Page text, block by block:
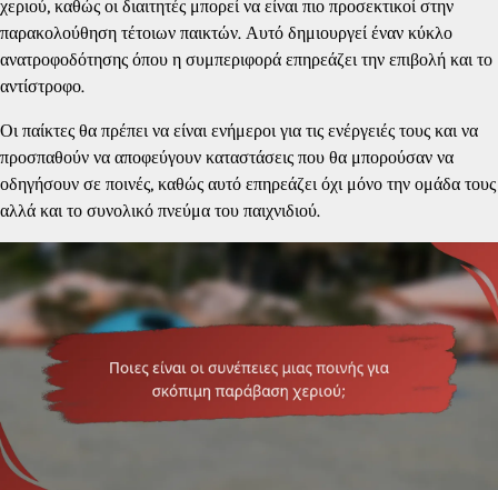
χεριού, καθώς οι διαιτητές μπορεί να είναι πιο προσεκτικοί στην
παρακολούθηση τέτοιων παικτών. Αυτό δημιουργεί έναν κύκλο
ανατροφοδότησης όπου η συμπεριφορά επηρεάζει την επιβολή και το
αντίστροφο.
Οι παίκτες θα πρέπει να είναι ενήμεροι για τις ενέργειές τους και να
προσπαθούν να αποφεύγουν καταστάσεις που θα μπορούσαν να
οδηγήσουν σε ποινές, καθώς αυτό επηρεάζει όχι μόνο την ομάδα τους
αλλά και το συνολικό πνεύμα του παιχνιδιού.